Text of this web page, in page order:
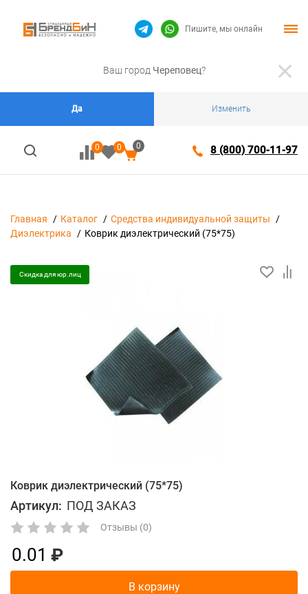
Ваш город Череповец?
Да Изменить
0 0 0 8 (800) 700-11-97
Пишите, мы онлайн
Главная Каталог
Средства индивидуальной защиты
Диэлектрика
Коврик диэлектрический (75*75)
Скидка для юр.лиц
Коврик диэлектрический (75*75)
Артикул: ПОД ЗАКАЗ
Отзывы (0)
0.01
В корзину